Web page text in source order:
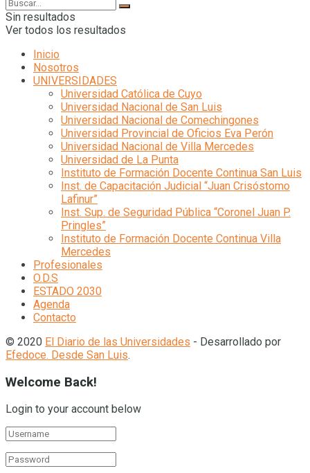
Sin resultados
Ver todos los resultados
Inicio
Nosotros
UNIVERSIDADES
Universidad Católica de Cuyo
Universidad Nacional de San Luis
Universidad Nacional de Comechingones
Universidad Provincial de Oficios Eva Perón
Universidad Nacional de Villa Mercedes
Universidad de La Punta
Instituto de Formación Docente Continua San Luis
Inst. de Capacitación Judicial “Juan Crisóstomo
Lafinur”
Inst. Sup. de Seguridad Pública “Coronel Juan P.
Pringles”
Instituto de Formación Docente Continua Villa
Mercedes
Profesionales
O.D.S
ESTADO 2030
Agenda
Contacto
© 2020 El Diario de las Universidades - Desarrollado por
Efedoce. Desde San Luis.
Welcome Back!
Login to your account below